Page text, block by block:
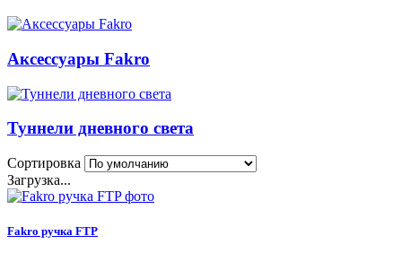
Аксессуары Fakro
Туннели дневного света
Сортировка
Загрузка...
Fakro ручка FTP